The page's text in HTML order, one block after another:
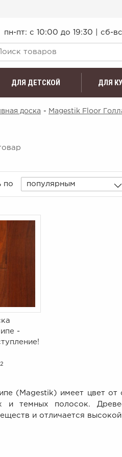
пн-пт: c 10:00 до 19:30 | сб-
ДЛЯ ДЕТСКОЙ ДЛЯ
доска - Magestik Floor
по популярным
-
2
имеет цвет от
и темных полосок.
и отличается